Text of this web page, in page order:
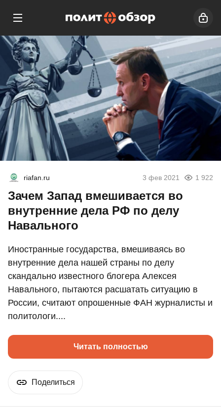
riafan.ru 3 фев 2021 1 922
Зачем Запад вмешивается во
внутренние дела РФ по делу
Навального
Иностранные государства, вмешиваясь во
внутренние дела нашей страны по делу
скандально известного блогера Алексея
Навального, пытаются расшатать ситуацию в
России, считают опрошенные ФАН журналисты и
политологи....
Читать полностью
Поделиться